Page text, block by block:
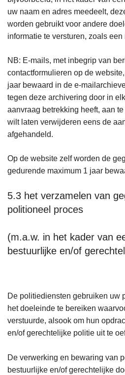
uw naam en adres meedeelt,
worden gebruikt voor andere
informatie te versturen, zoals
NB: E-mails, met inbegrip van
contactformulieren op de
jaar bewaard in de e-
tegen deze archivering door in
aanvraag betrekking heeft, aan
wilt laten verwijderen eens de
afgehandeld.
Op de website zelf worden de
gedurende maximum 1 jaar
5.3 het verzamelen van
politioneel proces
(m.a.w. in het kader van
bestuurlijke en/of
De politiediensten gebruiken uw
het doeleinde te bereiken
verstuurde, alsook om hun
en/of gerechtelijke politie uit te
De verwerking en bewaring van
bestuurlijke en/of gerechtelijke